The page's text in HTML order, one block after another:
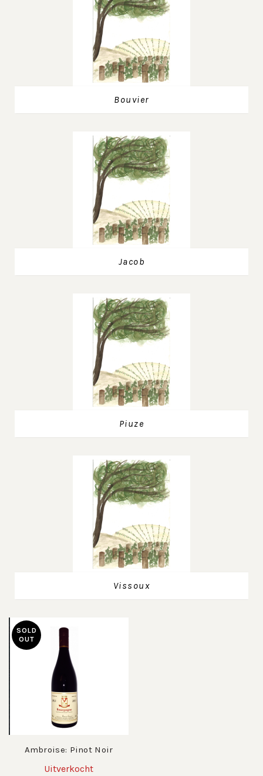
Bouvier
Jacob
Piuze
Vissoux
SOLD
OUT
Ambroise: Pinot Noir
Uitverkocht